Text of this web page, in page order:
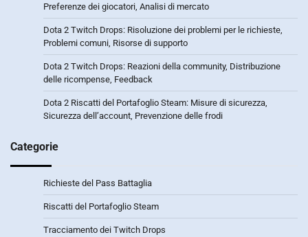
Preferenze dei giocatori, Analisi di mercato
Dota 2 Twitch Drops: Risoluzione dei problemi per le richieste,
Problemi comuni, Risorse di supporto
Dota 2 Twitch Drops: Reazioni della community, Distribuzione
delle ricompense, Feedback
Dota 2 Riscatti del Portafoglio Steam: Misure di sicurezza,
Sicurezza dell’account, Prevenzione delle frodi
Categorie
Richieste del Pass Battaglia
Riscatti del Portafoglio Steam
Tracciamento dei Twitch Drops